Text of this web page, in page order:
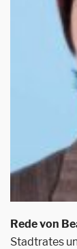
Rede von
Stadtrates